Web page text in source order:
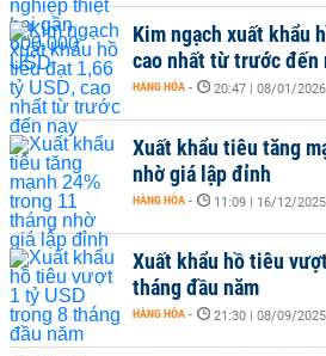
Kim ngạch xuất khẩu
cao nhất từ trước đến
HÀNG HÓA - 20:47 | 08/01/2026
Xuất khẩu tiêu tăng
nhờ giá lập đỉnh
HÀNG HÓA - 11:09 | 16/12/2025
Xuất khẩu hồ tiêu
tháng đầu năm
HÀNG HÓA - 21:30 | 08/09/2025